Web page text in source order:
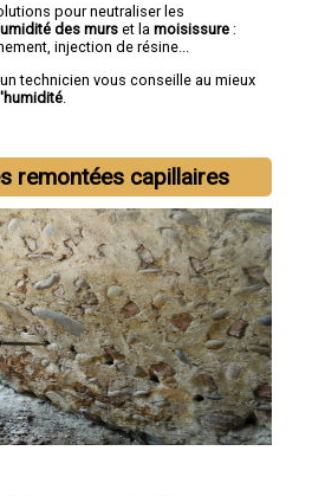
pour neutraliser les
des murs et la moisissure :
injection de résine...
technicien vous conseille au mieux
remontées capillaires